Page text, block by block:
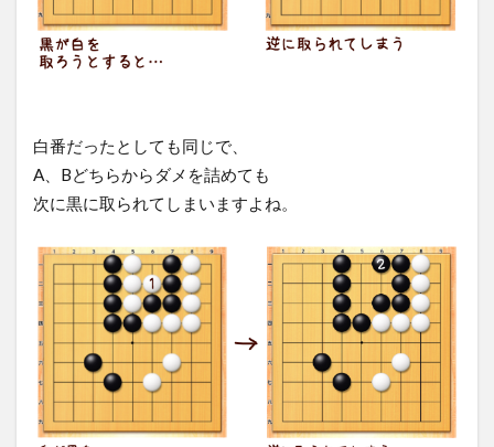
白番だったとしても同じで、
A、Bどちらからダメを詰めても
次に黒に取られてしまいますよね。